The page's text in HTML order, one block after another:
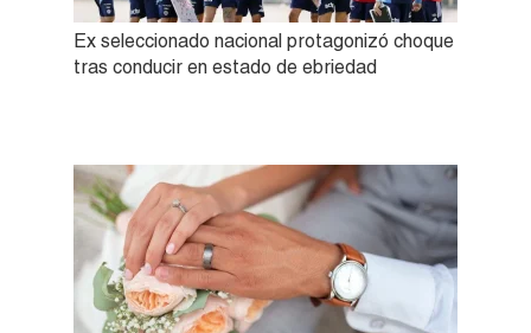
Ex seleccionado nacional protagonizó choque
tras conducir en estado de ebriedad